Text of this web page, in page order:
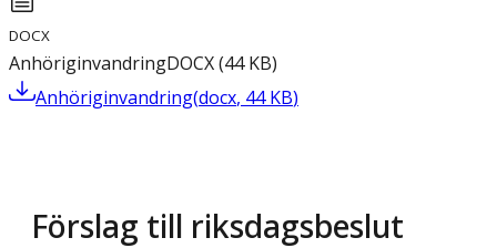
DOCX
AnhöriginvandringDOCX(44 KB)
Anhöriginvandring(docx, 44 KB)
Förslag till riksdagsbeslut